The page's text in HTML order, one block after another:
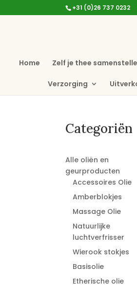
+31 (0)26 737 0232
Home Zelf je thee
Verzorging
Categoriën
Alle oliën en
geurproducten
Accessoires Olie
Amberblokjes
Massage Olie
Natuurlijke
luchtverfrisser
Wierook stokjes
Basisolie
Etherische olie